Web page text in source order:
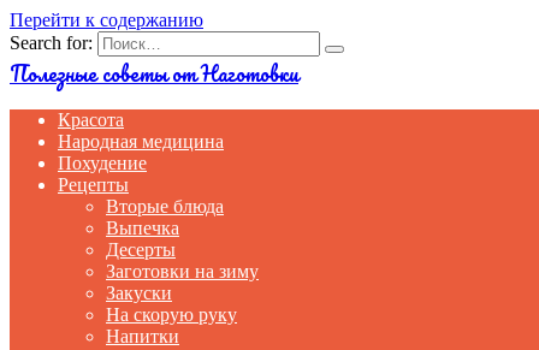
Перейти к содержанию
Search for:
Полезные советы от Наготовки
Красота
Народная медицина
Похудение
Рецепты
Вторые блюда
Выпечка
Десерты
Заготовки на зиму
Закуски
На скорую руку
Напитки